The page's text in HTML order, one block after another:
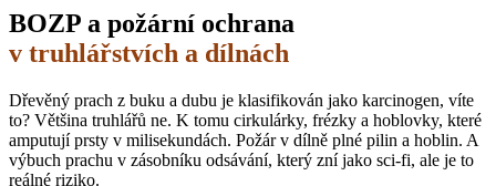
BOZP a požární ochrana
v truhlářstvích a dílnách
Dřevěný prach z buku a dubu je klasifikován jako karcinogen, víte
to? Většina truhlářů ne. K tomu cirkulárky, frézky a hoblovky, které
amputují prsty v milisekundách. Požár v dílně plné pilin a hoblin. A
výbuch prachu v zásobníku odsávání, který zní jako sci-fi, ale je to
reálné riziko.